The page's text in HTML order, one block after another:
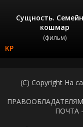
Сущность.
кошмар
(фильм)
(C) Copyright На
ПОЧТА